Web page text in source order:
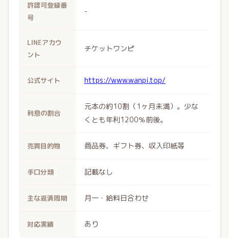
許認可登録番
号
-
LINEアカウ
ント
チケットワンピ
公式サイト https://www.wanpi.top/
利息の割合
元本の約10割（1ヶ月未満）。少な
くとも年利1200％前後。
売買目的物 商品券、ギフト券、収入印紙等
手口分類 記載なし
主な返済周期 月一・給料日合わせ
対応実績 あり